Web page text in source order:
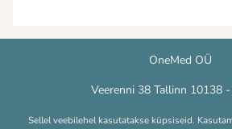
OneMed OÜ
Veerenni 38 Tallinn 10138
Sellel veebilehel kasutatakse küpsiseid.